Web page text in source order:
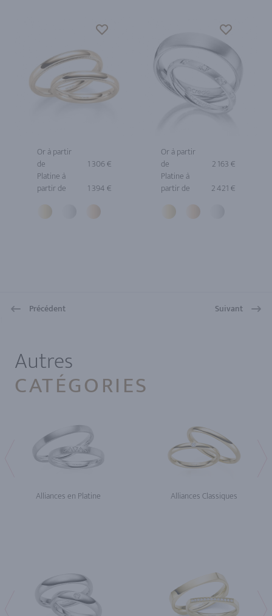
Or à partir
de
1 306 €
Platine à
partir de
1 394 €
Or à partir
de
2 163 €
Platine à
partir de
2 421 €
Précédent Suivant
Autres
CATÉGORIES
Alliances en Platine Alliances Classiques